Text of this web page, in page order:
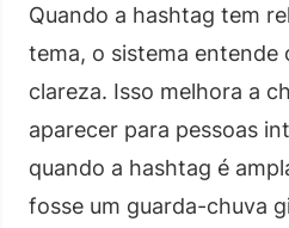
Quando a hashtag tem
tema, o sistema entende
clareza. Isso melhora a
aparecer para pessoas
quando a hashtag é
fosse um guarda-chuva